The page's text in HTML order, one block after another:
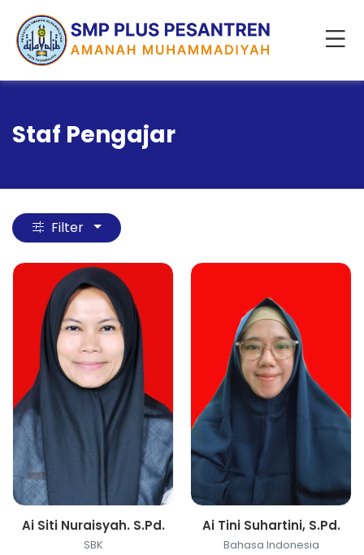
Staf Pengajar
Filter
Ai Siti Nuraisyah. S.Pd.
SBK
Ai Tini Suhartini, S.Pd.
Bahasa Indonesia